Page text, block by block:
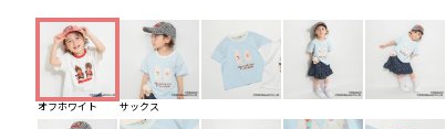
オフホワイト サックス